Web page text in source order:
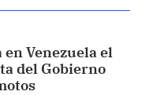
Venezuela el
del Gobierno